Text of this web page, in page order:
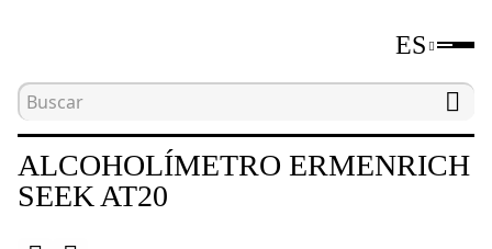
ES
Inicio Alcoholímetro
ALCOHOLÍMETRO ERMENRICH
SEEK AT20